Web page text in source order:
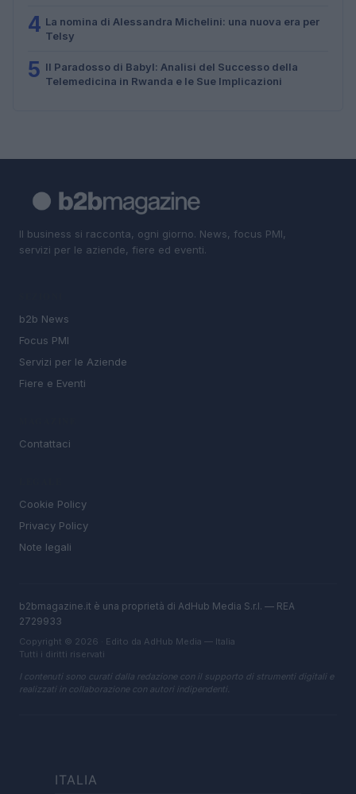
4 La nomina di Alessandra Michelini: una nuova era per
Telsy
5 Il Paradosso di Babyl: Analisi del Successo della
Telemedicina in Rwanda e le Sue Implicazioni
Il business si racconta, ogni giorno. News, focus PMI,
servizi per le aziende, fiere ed eventi.
b2b News
Focus PMI
Servizi per le Aziende
Fiere e Eventi
Contattaci
Cookie Policy
Privacy Policy
Note legali
b2bmagazine.it è una proprietà di AdHub Media S.r.l. — REA
2729933
Copyright © 2026 · Edito da AdHub Media — Italia
Tutti i diritti riservati
I contenuti sono curati dalla redazione con il supporto di strumenti digitali e
realizzati in collaborazione con autori indipendenti.
ITALIA